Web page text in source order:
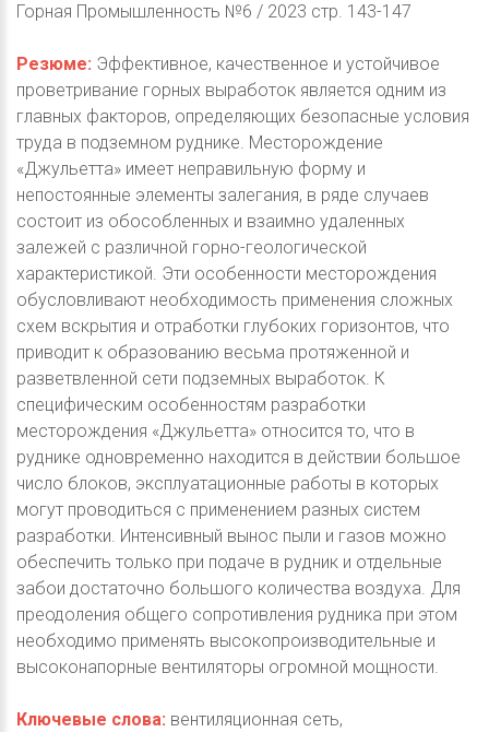
Горная Промышленность №6 / 2023 стр. 143-147
Резюме: Эффективное, качественное и устойчивое
проветривание горных выработок является одним из
главных факторов, определяющих безопасные условия
труда в подземном руднике. Месторождение
«Джульетта» имеет неправильную форму и
непостоянные элементы залегания, в ряде случаев
состоит из обособленных и взаимно удаленных
залежей с различной горно-геологической
характеристикой. Эти особенности месторождения
обусловливают необходимость применения сложных
схем вскрытия и отработки глубоких горизонтов, что
приводит к образованию весьма протяженной и
разветвленной сети подземных выработок. К
специфическим особенностям разработки
месторождения «Джульетта» относится то, что в
руднике одновременно находится в действии большое
число блоков, эксплуатационные работы в которых
могут проводиться с применением разных систем
разработки. Интенсивный вынос пыли и газов можно
обеспечить только при подаче в рудник и отдельные
забои достаточно большого количества воздуха. Для
преодоления общего сопротивления рудника при этом
необходимо применять высокопроизводительные и
высоконапорные вентиляторы огромной мощности.
Ключевые слова: вентиляционная сеть,